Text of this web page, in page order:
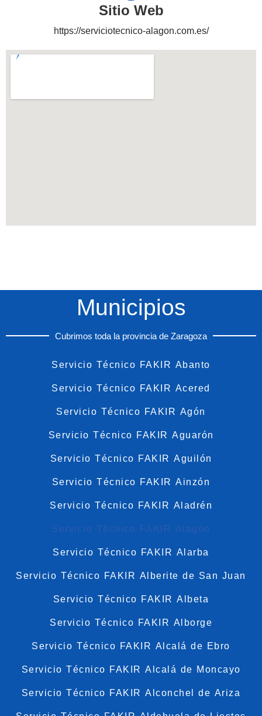
Sitio Web
https://serviciotecnico-alagon.com.es/
Municipios
Cubrimos toda la provincia de Zaragoza
Servicio Técnico FAKIR Abanto
Servicio Técnico FAKIR Acered
Servicio Técnico FAKIR Agón
Servicio Técnico FAKIR Aguarón
Servicio Técnico FAKIR Aguilón
Servicio Técnico FAKIR Ainzón
Servicio Técnico FAKIR Aladrén
Servicio Técnico FAKIR Alagón
Servicio Técnico FAKIR Alarba
Servicio Técnico FAKIR Alberite de San Juan
Servicio Técnico FAKIR Albeta
Servicio Técnico FAKIR Alborge
Servicio Técnico FAKIR Alcalá de Ebro
Servicio Técnico FAKIR Alcalá de Moncayo
Servicio Técnico FAKIR Alconchel de Ariza